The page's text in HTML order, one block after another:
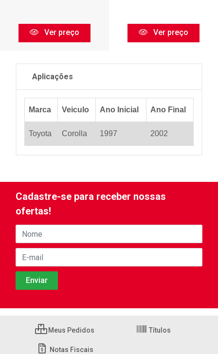
Ver preço Ver preço
Aplicações
Marca Veiculo Ano Inicial Ano Final
Toyota Corolla 1997 2002
Cadastre-se para receber nossas
ofertas!
Meus Pedidos Títulos
Notas Fiscais